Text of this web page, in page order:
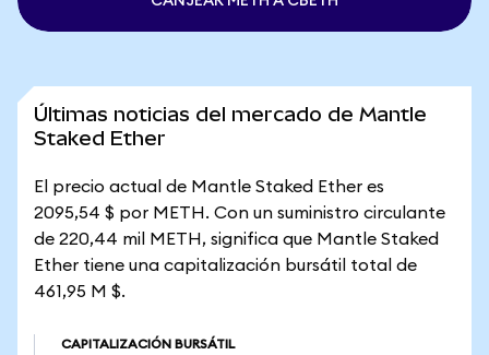
Últimas noticias del mercado de Mantle
Staked Ether
El precio actual de Mantle Staked Ether es
2095,54 $ por METH. Con un suministro circulante
de 220,44 mil METH, significa que Mantle Staked
Ether tiene una capitalización bursátil total de
461,95 M $.
CAPITALIZACIÓN BURSÁTIL